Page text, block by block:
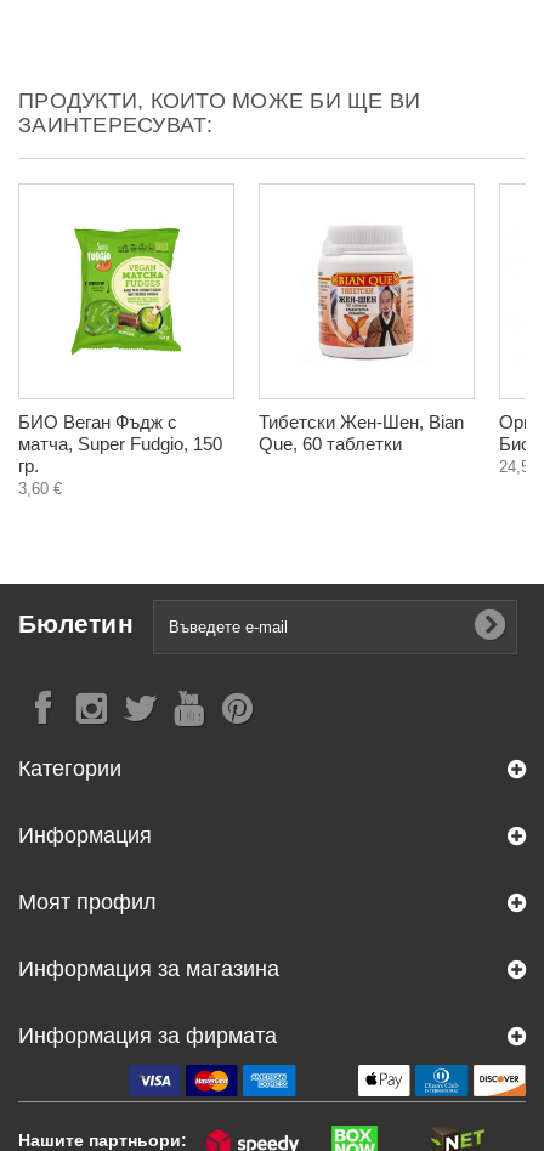
ПРОДУКТИ, КОИТО МОЖЕ БИ ЩЕ ВИ
ЗАИНТЕРЕСУВАТ:
БИО Веган Фъдж с
матча, Super Fudgio, 150
гр.
3,60 €
Тибетски Жен-Шен, Bian
Que, 60 таблетки
24,50
Бюлетин
Категории
Информация
Моят профил
Информация за магазина
Информация за фирмата
Нашите партньори: